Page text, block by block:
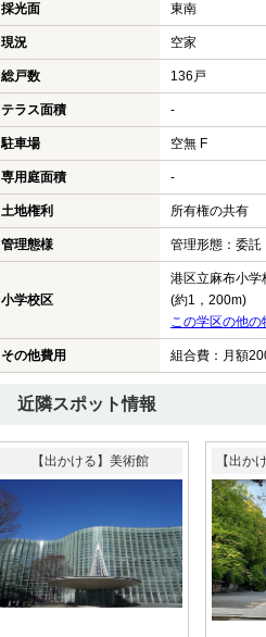
採光面 東南
現況 空家
総戸数 136戸
テラス面積 -
駐車場 空無 F
専用庭面積 -
土地権利 所有権の共有
管理態様 管理形態：委託
小学校区
港区立麻布小学
(約1，200m)
この学区の他の
その他費用 組合費：月額
近隣スポット情報
【出かける】美術館 【出か